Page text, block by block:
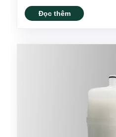
có nghĩa là các phân tử
Đọc thêm